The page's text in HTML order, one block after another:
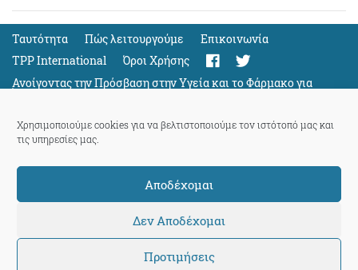
Χρησιμοποιούμε cookies για να βελτιστοποιούμε τον ιστότοπό μας και
τις υπηρεσίες μας.
Αποδέχομαι
Δεν Αποδέχομαι
Προτιμήσεις
Ταυτότητα Πώς λειτουργούμε
Eπικοινωνία
TPP International
Όροι Χρήσης
Ανοίγοντας την Πρόσβαση στην Υγεία και το Φάρμακο για
Όλους
Support
ThePressProject
powered by our community members
© 2026 ThePressProject | Created by BitsnBytes & re-manufactured